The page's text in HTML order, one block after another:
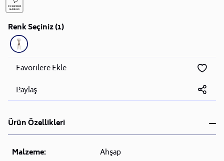
Renk Seçiniz (1)
Favorilere Ekle
Paylaş
Ürün Özellikleri
Malzeme:
Ahşap